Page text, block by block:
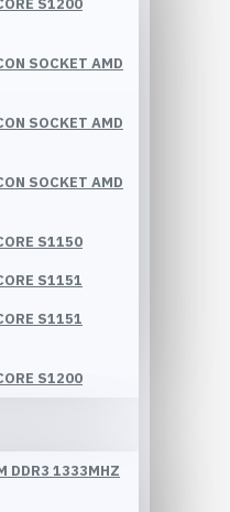
S1200
SOCKET AMD
SOCKET AMD
SOCKET AMD
S1150
S1151
S1151
S1200
DDR3 1333MHZ